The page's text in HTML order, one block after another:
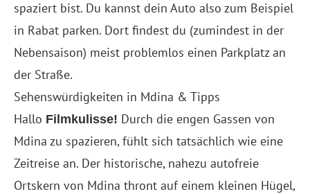
spaziert bist. Du kannst dein Auto also zum Beispiel
in Rabat parken. Dort findest du (zumindest in der
Nebensaison) meist problemlos einen Parkplatz an
der Straße.
Sehenswürdigkeiten in Mdina & Tipps
Hallo Filmkulisse! Durch die engen Gassen von
Mdina zu spazieren, fühlt sich tatsächlich wie eine
Zeitreise an. Der historische, nahezu autofreie
Ortskern von Mdina thront auf einem kleinen Hügel,